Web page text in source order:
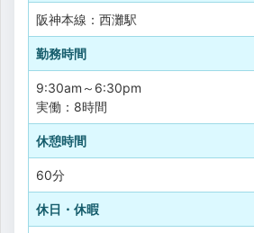
阪神本線：西灘駅
勤務時間
9:30am～6:30pm
実働：8時間
休憩時間
60分
休日・休暇